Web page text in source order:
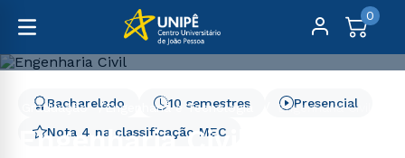
0
Graduação Engenharia e Tecnologia Engenharia Civil
Engenharia Civil
Nota 4 na classificação MEC
10 semestres
Bacharelado Presencial